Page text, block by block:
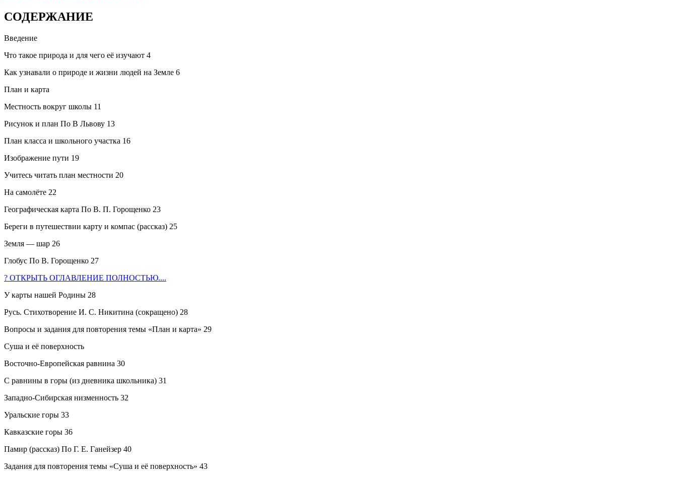
СОДЕРЖАНИЕ
Введение
Что такое природа и для чего её изучают 4
Как узнавали о природе и жизни людей на Земле 6
План и карта
Местность вокруг школы 11
Рисунок и план По В Львову 13
План класса и школьного участка 16
Изображение пути 19
Учитесь читать план местности 20
На самолёте 22
Географическая карта По В. П. Горощенко 23
Береги в путешествии карту и компас (рассказ) 25
Земля — шар 26
Глобус По В. Горощенко 27
? ОТКРЫТЬ ОГЛАВЛЕНИЕ ПОЛНОСТЬЮ....
У карты нашей Родины 28
Русь. Стихотворение И. С. Никитина (сокращено) 28
Вопросы и задания для повторения темы «План и карта» 29
Суша и её поверхность
Восточно-Европейская равнина 30
С равнины в горы (из дневника школьника) 31
Западно-Сибирская низменность 32
Уральские горы 33
Кавказские горы 36
Памир (рассказ) По Г. Е. Ганейзер 40
Задания для повторения темы «Суша и её поверхность» 43